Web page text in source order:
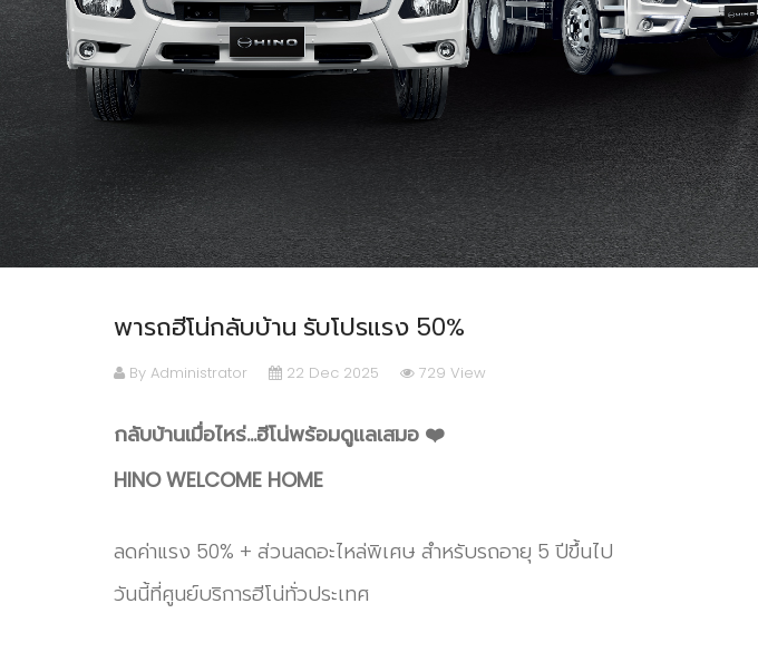
พารถฮีโน่กลับบ้าน รับโปรแรง 50%
By Administrator 22 Dec 2025 729 View
กลับบ้านเมื่อไหร่…ฮีโน่พร้อมดูแลเสมอ ❤️
HINO WELCOME HOME
ลดค่าแรง 50% + ส่วนลดอะไหล่พิเศษ สำหรับรถอายุ 5 ปีขึ้นไป
วันนี้ที่ศูนย์บริการฮีโน่ทั่วประเทศ